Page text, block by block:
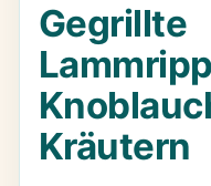
Gegrillte
Kräutern